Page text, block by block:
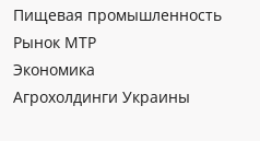
Пищевая промышленность
Рынок МТР
Экономика
Агрохолдинги Украины